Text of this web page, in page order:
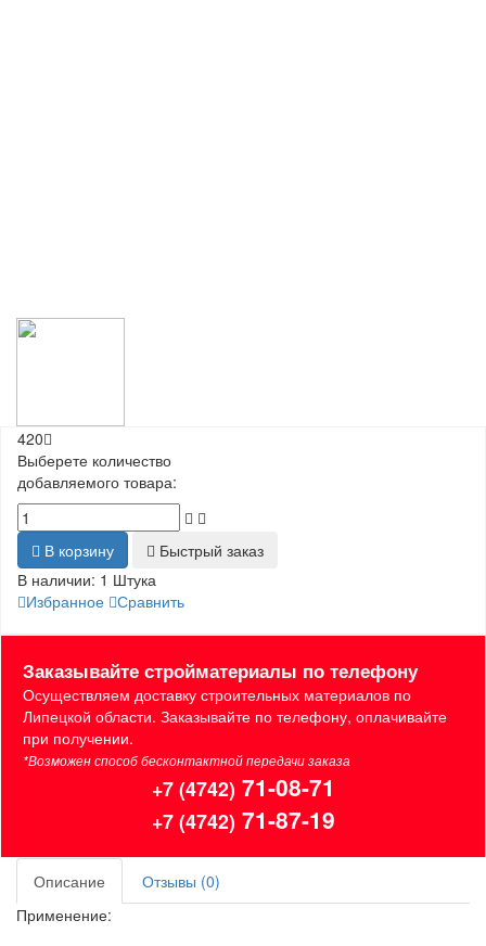
420
Выберете количество
добавляемого товара:
В корзину
Быстрый заказ
В наличии: 1 Штука
Избранное Сравнить
Заказывайте стройматериалы по телефону
Осуществляем доставку строительных материалов по
Липецкой области. Заказывайте по телефону, оплачивайте
при получении.
*Возможен способ бесконтактной передачи заказа
+7 (4742) 71-08-71
+7 (4742) 71-87-19
Описание
Отзывы (0)
Применение: